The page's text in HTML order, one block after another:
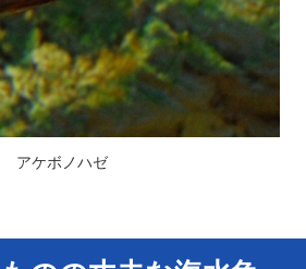
アケボノハゼ